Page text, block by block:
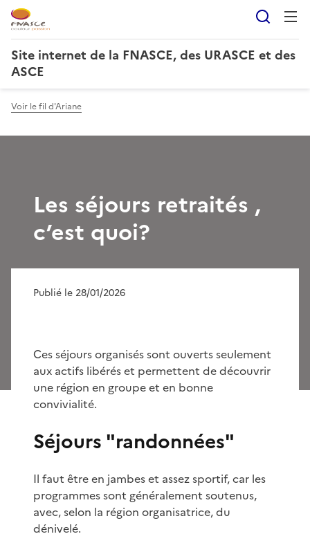
Site internet de la FNASCE, des URASCE et des
ASCE
Voir le fil d'Ariane
Les séjours retraités ,
c’est quoi?
Publié le 28/01/2026
Ces séjours organisés sont ouverts seulement
aux actifs libérés et permettent de découvrir
une région en groupe et en bonne
convivialité.
Séjours "randonnées"
Il faut être en jambes et assez sportif, car les
programmes sont généralement soutenus,
avec, selon la région organisatrice, du
dénivelé.